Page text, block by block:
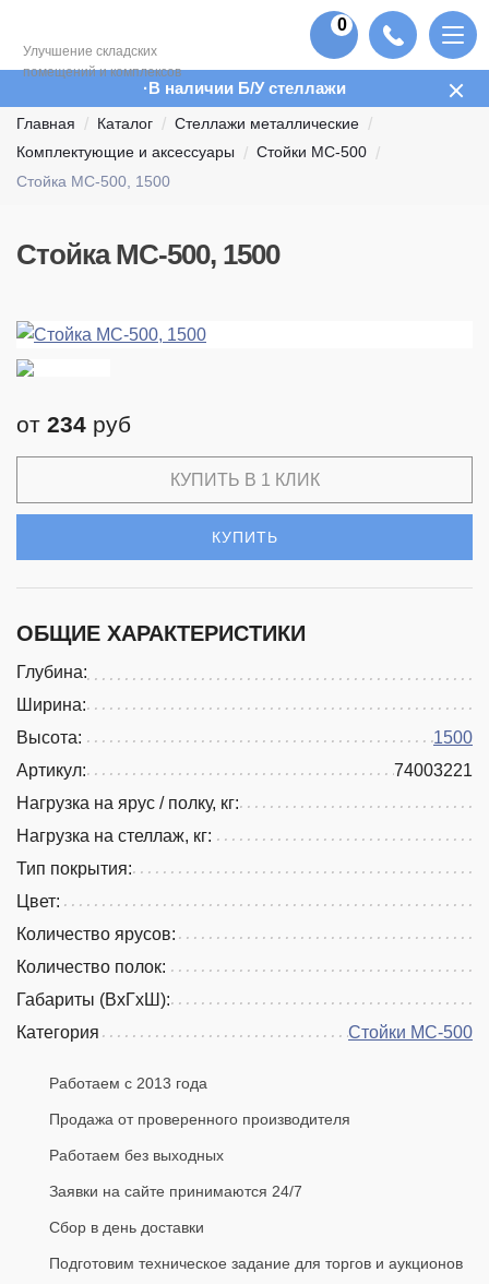
Улучшение складских
помещений и комплексов
0
В наличии Б/У стеллажи
Главная Каталог
Стеллажи металлические
Комплектующие и аксессуары
Стойки МС-500
Стойка МС-500, 1500
Стойка МС-500, 1500
от 234 руб
КУПИТЬ В 1 КЛИК
КУПИТЬ
ОБЩИЕ ХАРАКТЕРИСТИКИ
Глубина:
Ширина:
Высота:
1500
Артикул:
74003221
Нагрузка на ярус / полку, кг:
Нагрузка на стеллаж, кг:
Тип покрытия:
Цвет:
Количество ярусов:
Количество полок:
Габариты (ВхГхШ):
Категория
Стойки МС-500
Работаем с 2013 года
Продажа от проверенного производителя
Работаем без выходных
Заявки на сайте принимаются 24/7
Сбор в день доставки
Подготовим техническое задание для торгов и аукционов